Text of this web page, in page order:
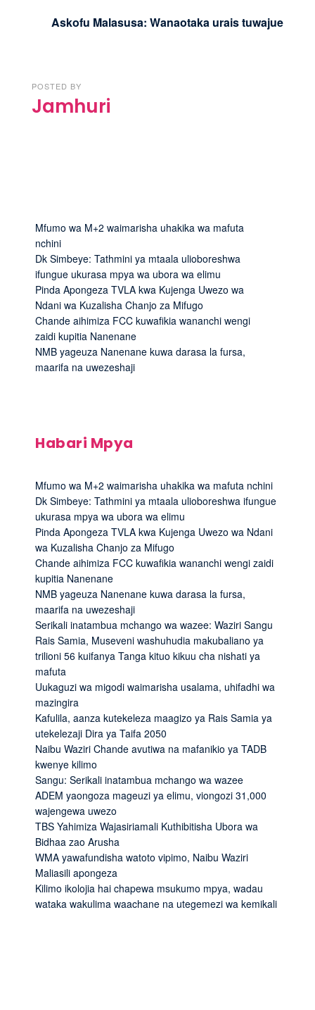
Askofu Malasusa: Wanaotaka urais tuwajue
POSTED BY
Jamhuri
Mfumo wa M+2 waimarisha uhakika wa mafuta
nchini
Dk Simbeye: Tathmini ya mtaala ulioboreshwa
ifungue ukurasa mpya wa ubora wa elimu
Pinda Apongeza TVLA kwa Kujenga Uwezo wa
Ndani wa Kuzalisha Chanjo za Mifugo
Chande aihimiza FCC kuwafikia wananchi wengi
zaidi kupitia Nanenane
NMB yageuza Nanenane kuwa darasa la fursa,
maarifa na uwezeshaji
Habari Mpya
Mfumo wa M+2 waimarisha uhakika wa mafuta nchini
Dk Simbeye: Tathmini ya mtaala ulioboreshwa ifungue
ukurasa mpya wa ubora wa elimu
Pinda Apongeza TVLA kwa Kujenga Uwezo wa Ndani
wa Kuzalisha Chanjo za Mifugo
Chande aihimiza FCC kuwafikia wananchi wengi zaidi
kupitia Nanenane
NMB yageuza Nanenane kuwa darasa la fursa,
maarifa na uwezeshaji
Serikali inatambua mchango wa wazee: Waziri Sangu
Rais Samia, Museveni washuhudia makubaliano ya
trilioni 56 kuifanya Tanga kituo kikuu cha nishati ya
mafuta
Uukaguzi wa migodi waimarisha usalama, uhifadhi wa
mazingira
Kafulila, aanza kutekeleza maagizo ya Rais Samia ya
utekelezaji Dira ya Taifa 2050
Naibu Waziri Chande avutiwa na mafanikio ya TADB
kwenye kilimo
Sangu: Serikali inatambua mchango wa wazee
ADEM yaongoza mageuzi ya elimu, viongozi 31,000
wajengewa uwezo
TBS Yahimiza Wajasiriamali Kuthibitisha Ubora wa
Bidhaa zao Arusha
WMA yawafundisha watoto vipimo, Naibu Waziri
Maliasili apongeza
Kilimo ikolojia hai chapewa msukumo mpya, wadau
wataka wakulima waachane na utegemezi wa kemikali